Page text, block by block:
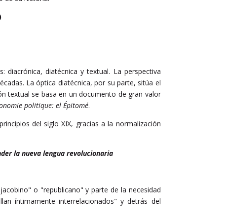
diatécnica y textual. La perspectiva
La óptica diatécnica, por su parte, sitúa el
textual se basa en un documento de gran valor
politique: el Épitomé.
del siglo XIX, gracias a la normalización
la nueva lengua revolucionaria
o "republicano" y parte de la necesidad
íntimamente interrelacionados" y detrás del